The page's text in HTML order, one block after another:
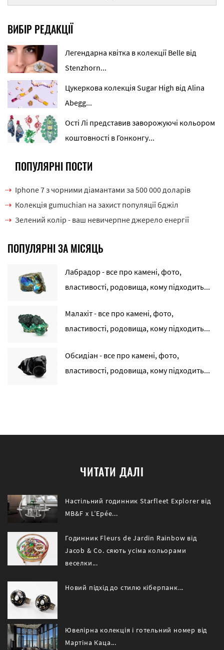
ВИБІР РЕДАКЦІЇ
Легендарна квітка в колекції Belle від
Stenzhorn...
Цукеркова колекція Sugar High від Alina
Abegg...
Ості Лі представив заворожуючі кольором
коштовності в Гонконгу...
ПОПУЛЯРНІ ПОСТИ
Iphone 7 з чорними діамантами за 500 000 доларів
Колекція gumuchian на захист популяції бджіл
Зелений колір - ваш невичерпне джерело енергії
ПОПУЛЯРНІ ЗА МІСЯЦЬ
Лабрадор - все про камені, фото,
властивості, родовища, кому підходить...
Малахіт - все про камені, фото,
властивості, родовища, кому підходить...
Обсидіан - все про камені, фото,
властивості, родовища, кому підходить...
ЧИТАТИ ДАЛІ
Настільний годинник Starfleet Explorer від
MB&F x L’Epée...
Годинник Fleurs de Jardin Rainbow від
Jacob & Co. сяють усіма кольорами
веселки...
Новий підхід до стилю кіберпанк...
Ювелірна колекція і готельний номер від
Мартіна Каца...